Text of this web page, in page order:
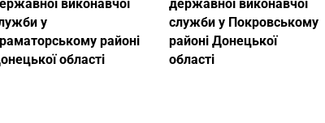
виконавчої
у
районі
області
державної виконавчої
служби у Покровському
районі Донецької
області